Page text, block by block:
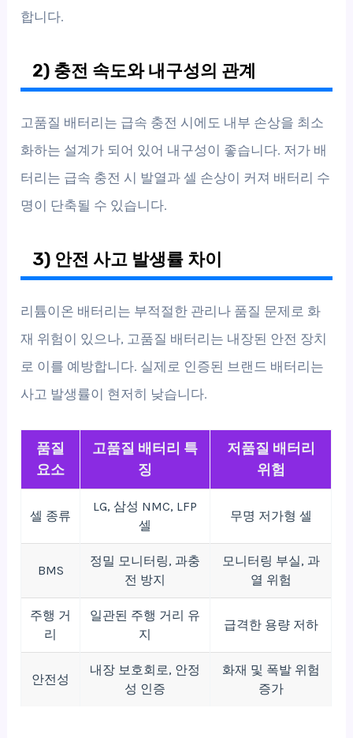
합니다.
2) 충전 속도와 내구성의 관계
고품질 배터리는 급속 충전 시에도 내부 손상을 최소
화하는 설계가 되어 있어 내구성이 좋습니다. 저가 배
터리는 급속 충전 시 발열과 셀 손상이 커져 배터리 수
명이 단축될 수 있습니다.
3) 안전 사고 발생률 차이
리튬이온 배터리는 부적절한 관리나 품질 문제로 화
재 위험이 있으나, 고품질 배터리는 내장된 안전 장치
로 이를 예방합니다. 실제로 인증된 브랜드 배터리는
사고 발생률이 현저히 낮습니다.
품질
요소
고품질 배터리 특
징
저품질 배터리
위험
셀 종류
LG, 삼성 NMC, LFP
셀
무명 저가형 셀
BMS
정밀 모니터링, 과충
전 방지
모니터링 부실, 과
열 위험
주행 거
리
일관된 주행 거리 유
지
급격한 용량 저하
안전성
내장 보호회로, 안정
성 인증
화재 및 폭발 위험
증가